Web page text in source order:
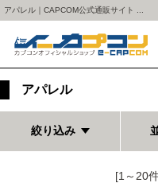
アパレル｜CAPCOM公式通販サイト ...
アパレル
絞り込み
[1～20